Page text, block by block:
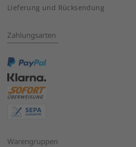
Lieferung und Rücksendung
Zahlungsarten
Warengruppen